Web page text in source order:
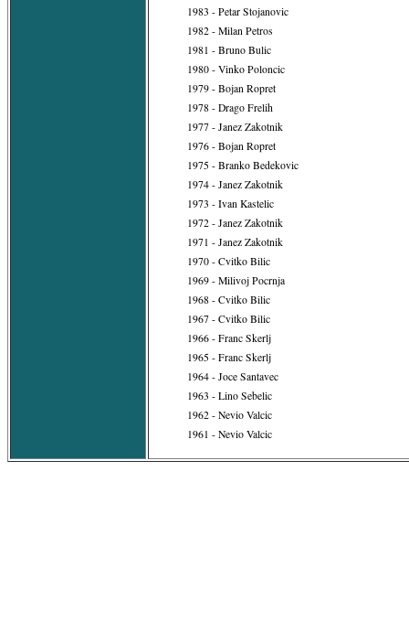
1983 - Petar Stojanovic
1982 - Milan Petros
1981 - Bruno Bulic
1980 - Vinko Poloncic
1979 - Bojan Ropret
1978 - Drago Frelih
1977 - Janez Zakotnik
1976 - Bojan Ropret
1975 - Branko Bedekovic
1974 - Janez Zakotnik
1973 - Ivan Kastelic
1972 - Janez Zakotnik
1971 - Janez Zakotnik
1970 - Cvitko Bilic
1969 - Milivoj Pocrnja
1968 - Cvitko Bilic
1967 - Cvitko Bilic
1966 - Franc Skerlj
1965 - Franc Skerlj
1964 - Joce Santavec
1963 - Lino Sebelic
1962 - Nevio Valcic
1961 - Nevio Valcic